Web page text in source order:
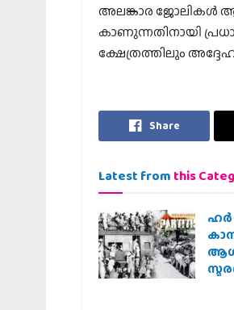
അലങ്കാര ജോലികള്‍
കാണുന്നതിനായി
ക്ഷേത്രത്തിലും
Share
Latest from this
ഹര്‍